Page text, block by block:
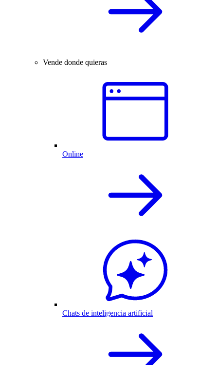
Vende donde quieras
Online
Chats de inteligencia artificial